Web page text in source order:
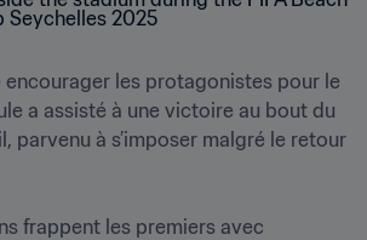
encourager les protagonistes pour le
a assisté à une victoire au bout du
parvenu à s’imposer malgré le retour
frappent les premiers avec